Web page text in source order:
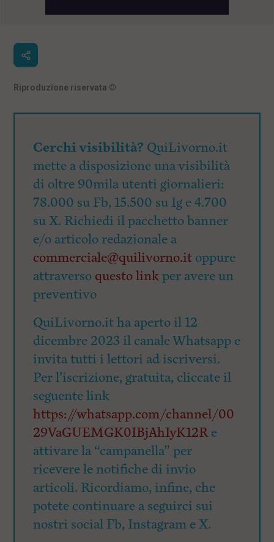
Riproduzione riservata ©
Cerchi visibilità? QuiLivorno.it
mette a disposizione una visibilità
di oltre 90mila utenti giornalieri:
78.000 su Fb, 15.500 su Ig e 4.700
su X. Richiedi il pacchetto banner
e/o articolo redazionale a
commerciale@quilivorno.it oppure
attraverso questo linkper avere un
preventivo
QuiLivorno.it ha aperto il 12
dicembre 2023 il canale Whatsapp e
invita tutti i lettori ad iscriversi.
Per l’iscrizione, gratuita, cliccate il
seguente link
https://whatsapp.com/channel/00
29VaGUEMGK0IBjAhIyK12Re
attivare la “campanella” per
ricevere le notifiche di invio
articoli. Ricordiamo, infine, che
potete continuare a seguirci sui
nostri social Fb, Instagram e X.